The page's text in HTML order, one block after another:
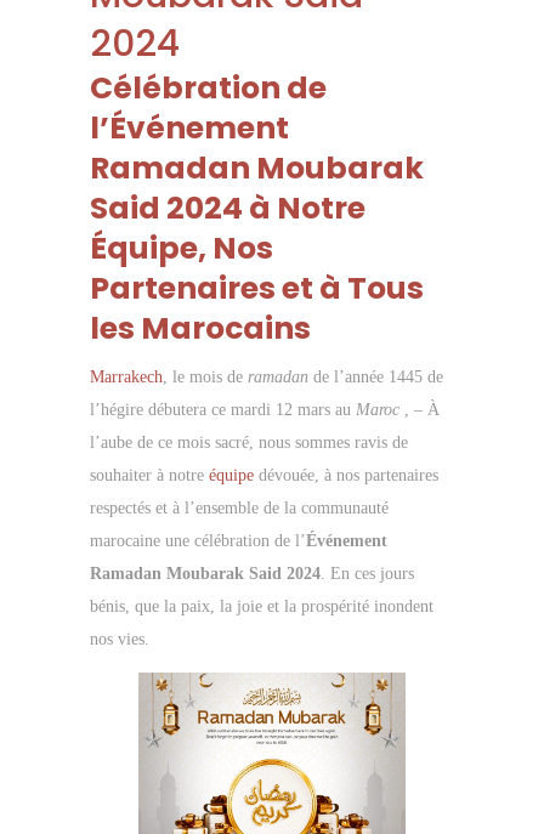
2024
Célébration de
l’Événement
Ramadan Moubarak
Said 2024 à Notre
Équipe, Nos
Partenaires et à Tous
les Marocains
Marrakech, le mois de ramadan de l’année 1445 de
l’hégire débutera ce mardi 12 mars au Maroc , – À
l’aube de ce mois sacré, nous sommes ravis de
souhaiter à notre équipe dévouée, à nos partenaires
respectés et à l’ensemble de la communauté
marocaine une célébration de l’Événement
Ramadan Moubarak Said 2024. En ces jours
bénis, que la paix, la joie et la prospérité inondent
nos vies.